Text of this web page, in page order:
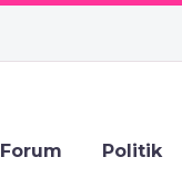
Forum Politik